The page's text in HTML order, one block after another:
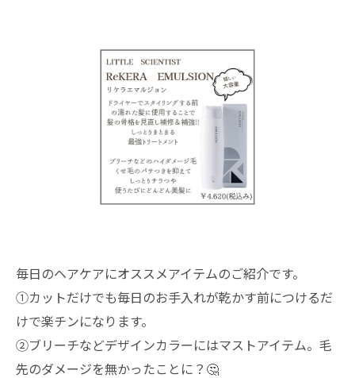
毎日のヘアケアにオススメアイテムのご紹介です。
①カットだけでも毎日のお手入れが乾かす前につけるだ
けで楽チンになります。
②ブリーチなどデザインカラーにはマストアイテム。毛
先のダメージを無かったことに？🤔